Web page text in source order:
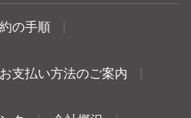
の手順
お支払い方法のご案内